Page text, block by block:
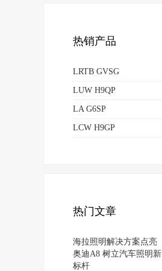
热销产品
LRTB GVSG
LUW H9QP
LA G6SP
LCW H9GP
热门文章
海拉照明解决方案点亮
奥迪A8 树立汽车照明新
标杆